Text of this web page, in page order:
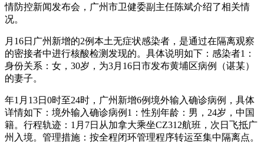
情防控新闻发布会，广州市卫健委副主任陈斌介绍了相关情
况。
月16日广州新增的2例本土无症状感染者，是通过在隔离观察
的密接者中进行核酸检测发现的。具体说明如下：感染者1：
身份关系：女，30岁，为3月16日市发布黄埔区病例（谌某）
的妻子。
年1月13日0时至24时，广州新增6例境外输入确诊病例，具体
详情如下：境外输入确诊病例1：性别年龄：男，24岁，中国
籍。行程轨迹：1月7日从加拿大乘坐CZ312航班，次日飞抵广
州入境。管理措施：按全程闭环管理程序转运至集中隔离点。